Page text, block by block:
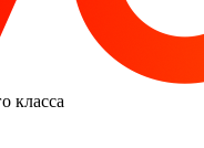
класса